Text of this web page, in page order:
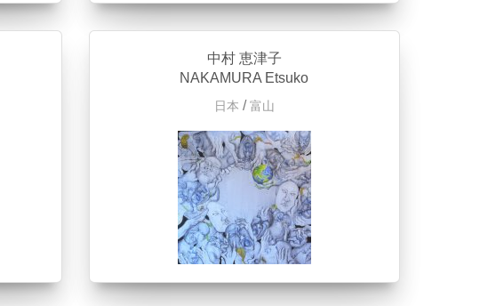
中村 恵津子
NAKAMURA Etsuko
日本 / 富山